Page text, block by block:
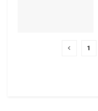
1